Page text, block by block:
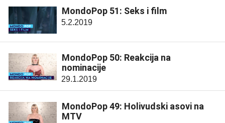
MondoPop 51: Seks i film
5.2.2019
MondoPop 50: Reakcija na
nominacije
29.1.2019
MondoPop 49: Holivudski asovi na
MTV